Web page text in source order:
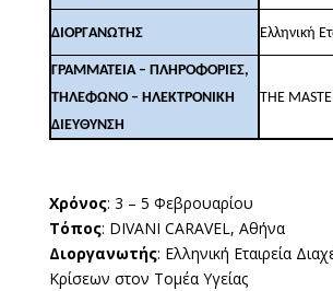
ΔΙΟΡΓΑΝΩΤΗΣ Ελληνική
ΓΡΑΜΜΑΤΕΙΑ – ΠΛΗΡΟΦΟΡΙΕΣ,
ΤΗΛΕΦΩΝΟ – ΗΛΕΚΤΡΟΝΙΚΗ
ΔΙΕΥΘΥΝΣΗ
THE
Χρόνος: 3 – 5 Φεβρουαρίου
Τόπος: DIVANI CARAVEL, Αθήνα
Διοργανωτής: Ελληνική Εταιρεία
Κρίσεων στον Τομέα Υγείας